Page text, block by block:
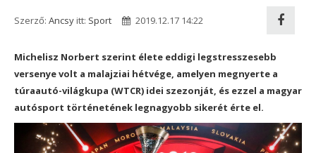
Szerző: Ancsy itt: Sport 2019.12.17 14:22
Michelisz Norbert szerint élete eddigi legstresszesebb
versenye volt a malajziai hétvége, amelyen megnyerte a
túraautó-világkupa (WTCR) idei szezonját, és ezzel a magyar
autósport történetének legnagyobb sikerét érte el.